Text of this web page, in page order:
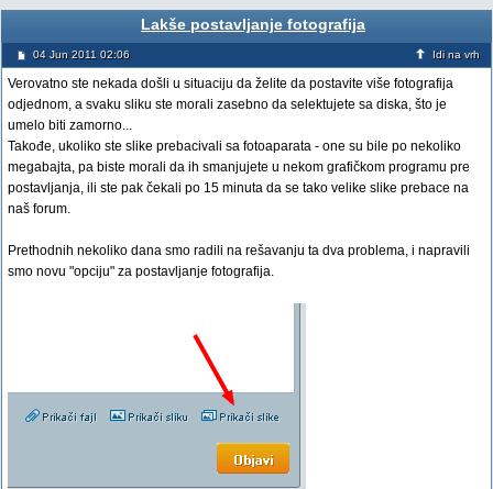
Lakše postavljanje fotografija
04 Jun 2011 02:06 Idi na vrh
Verovatno ste nekada došli u situaciju da želite da postavite više fotografija
odjednom, a svaku sliku ste morali zasebno da selektujete sa diska, što je
umelo biti zamorno...
Takođe, ukoliko ste slike prebacivali sa fotoaparata - one su bile po nekoliko
megabajta, pa biste morali da ih smanjujete u nekom grafičkom programu pre
postavljanja, ili ste pak čekali po 15 minuta da se tako velike slike prebace na
naš forum.
Prethodnih nekoliko dana smo radili na rešavanju ta dva problema, i napravili
smo novu "opciju" za postavljanje fotografija.